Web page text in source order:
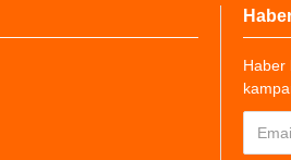
Haber